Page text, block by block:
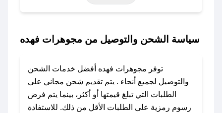
حتى عروض خاصة أخرى.
فهده؟
كود خصم مجوهرات فهده. وفي حال عدم توفر
الكوبون، تواصل معنا عبر تويتر أو البريد الإلكتروني
لإضافته بسرعة.
سياسة الشحن والتوصيل من مجوهرات فهده
توفر مجوهرات فهده أفضل خدمات الشحن
والتوصيل لجميع أنحاء . يتم تقديم شحن مجاني على
الطلبات التي تبلغ قيمتها أو أكثر، بينما يتم فرض
رسوم رمزية على الطلبات الأقل من ذلك. للاستفادة